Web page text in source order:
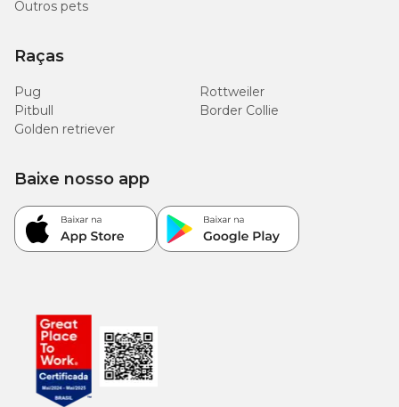
Outros pets
Raças
Pug
Rottweiler
Pitbull
Border Collie
Golden retriever
Baixe nosso app